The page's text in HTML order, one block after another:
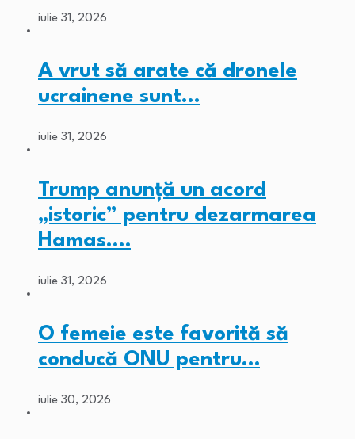
iulie 31, 2026
A vrut să arate că dronele
ucrainene sunt…
iulie 31, 2026
Trump anunță un acord
„istoric” pentru dezarmarea
Hamas.…
iulie 31, 2026
O femeie este favorită să
conducă ONU pentru…
iulie 30, 2026